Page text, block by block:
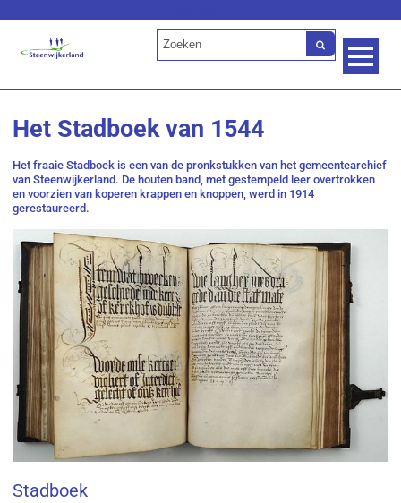
Het Stadboek van 1544
Het fraaie Stadboek is een van de pronkstukken van het gemeentearchief
van Steenwijkerland. De houten band, met gestempeld leer overtrokken
en voorzien van koperen krappen en knoppen, werd in 1914
gerestaureerd.
Stadboek